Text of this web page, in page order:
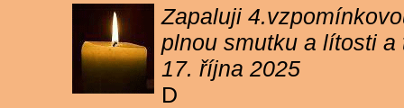
Zapaluji
plnou smutku a lítosti
17. října 2025
D